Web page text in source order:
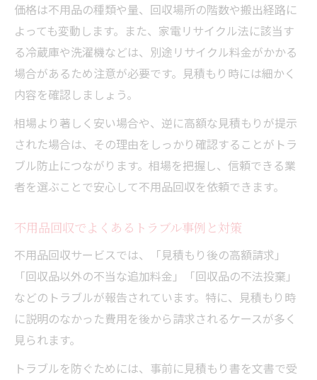
価格は不用品の種類や量、回収場所の階数や搬出経路に
よっても変動します。また、家電リサイクル法に該当す
る冷蔵庫や洗濯機などは、別途リサイクル料金がかかる
場合があるため注意が必要です。見積もり時には細かく
内容を確認しましょう。
相場より著しく安い場合や、逆に高額な見積もりが提示
された場合は、その理由をしっかり確認することがトラ
ブル防止につながります。相場を把握し、信頼できる業
者を選ぶことで安心して不用品回収を依頼できます。
不用品回収でよくあるトラブル事例と対策
不用品回収サービスでは、「見積もり後の高額請求」
「回収品以外の不当な追加料金」「回収品の不法投棄」
などのトラブルが報告されています。特に、見積もり時
に説明のなかった費用を後から請求されるケースが多く
見られます。
トラブルを防ぐためには、事前に見積もり書を文書で受